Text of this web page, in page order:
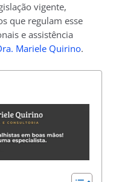
vigente,
que regulam esse
e assistência
Mariele Quirino.